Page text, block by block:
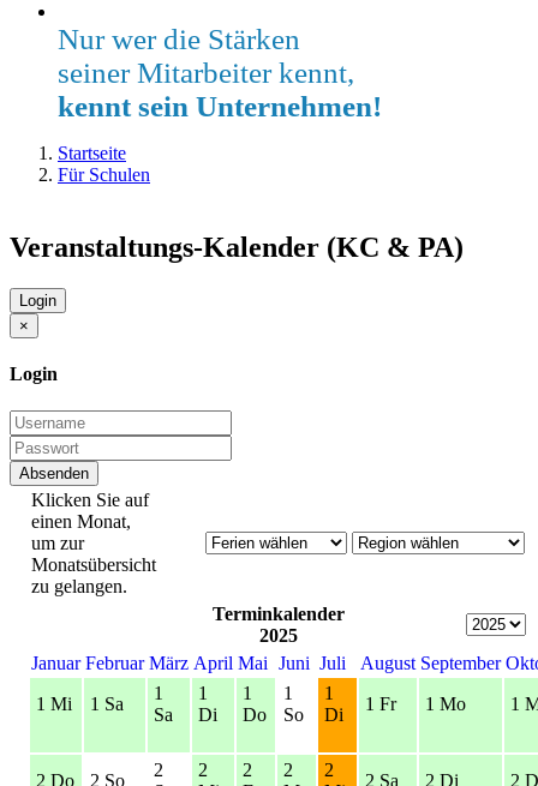
Nur wer die Stärken
seiner Mitarbeiter kennt,
kennt sein Unternehmen!
Startseite
Für Schulen
Veranstaltungs-Kalender (KC & PA)
Login
×
Login
Absenden
Klicken Sie auf
einen Monat,
um zur
Monatsübersicht
zu gelangen.
Terminkalender
2025
Januar Februar März April Mai Juni Juli August September
1 Mi
1 Sa
1
Sa
1
Di
1
Do
1
So
1
Di
1 Fr 1 Mo 1
2 Do 2 So
2
2
2
2
2
2 Sa 2 Di 2